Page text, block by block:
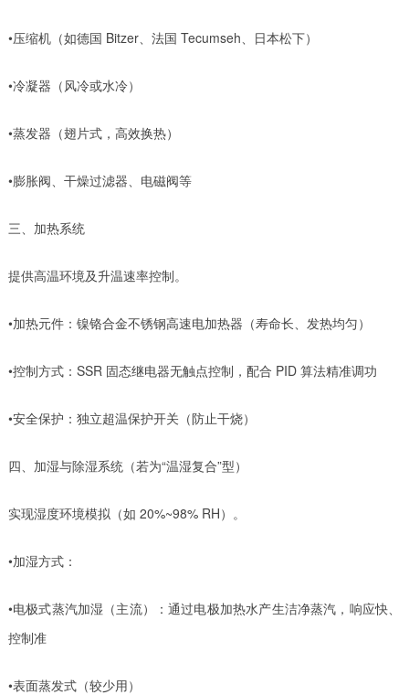
•压缩机（如德国 Bitzer、法国 Tecumseh、日本松下）
•冷凝器（风冷或水冷）
•蒸发器（翅片式，高效换热）
•膨胀阀、干燥过滤器、电磁阀等
三、加热系统
提供高温环境及升温速率控制。
•加热元件：镍铬合金不锈钢高速电加热器（寿命长、发热均匀）
•控制方式：SSR 固态继电器无触点控制，配合 PID 算法精准调功
•安全保护：独立超温保护开关（防止干烧）
四、加湿与除湿系统（若为“温湿复合”型）
实现湿度环境模拟（如 20%~98% RH）。
•加湿方式：
•电极式蒸汽加湿（主流）：通过电极加热水产生洁净蒸汽，响应快、
控制准
•表面蒸发式（较少用）